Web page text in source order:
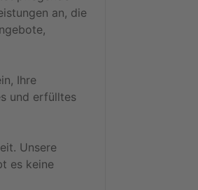
an, die
Ihre
und erfülltes
Unsere
es keine